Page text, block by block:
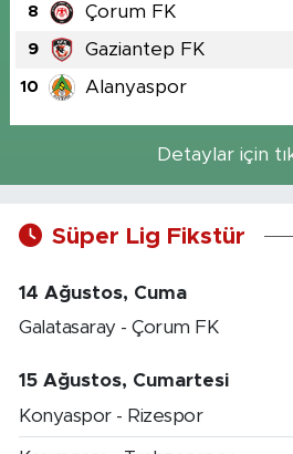
8 Çorum FK
9 Gaziantep FK
10 Alanyaspor
Detaylar için
Süper Lig Fikstür
14 Ağustos, Cuma
Galatasaray - Çorum FK
15 Ağustos, Cumartesi
Konyaspor - Rizespor